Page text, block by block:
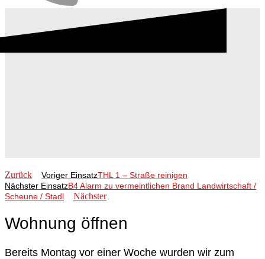
Zurück Voriger EinsatzTHL 1 – Straße reinigen
Nächster EinsatzB4 Alarm zu vermeintlichen Brand Landwirtschaft /
Scheune / Stadl
Nächster
Wohnung öffnen
Bereits Montag vor einer Woche wurden wir zum